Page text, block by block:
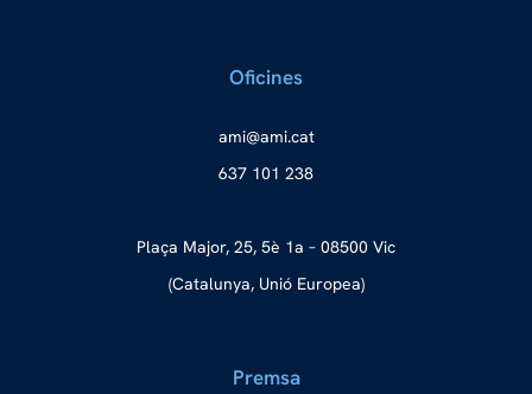
Oficines
tac.i
ma@im
a
637 101 238
Plaça Major, 25, 5è 1a – 08500 Vic
(Catalunya, Unió Europea)
Premsa